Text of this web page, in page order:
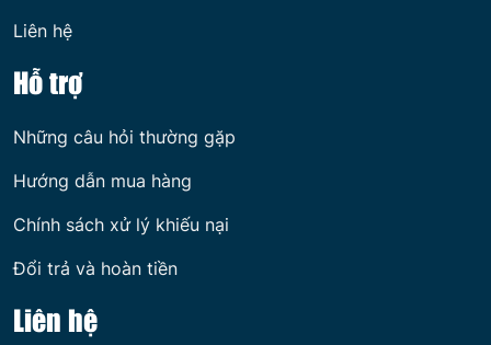
Liên hệ
Hỗ trợ
Những câu hỏi thường gặp
Hướng dẫn mua hàng
Chính sách xử lý khiếu nại
Đổi trả và hoàn tiền
Liên hệ